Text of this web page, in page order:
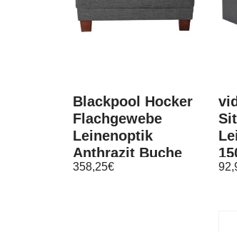
Blackpool Hocker
Flachgewebe
Leinenoptik
Anthrazit Buche
Nussbaumfarben
358,25€